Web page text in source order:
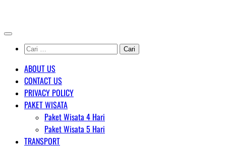
content
Cari
untuk:
ABOUT US
CONTACT US
PRIVACY POLICY
PAKET WISATA
Paket Wisata 4 Hari
Paket Wisata 5 Hari
TRANSPORT